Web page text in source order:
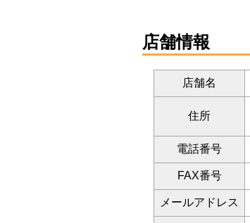
店舗情報
店舗名
住所
電話番号
FAX番号
メールアドレス